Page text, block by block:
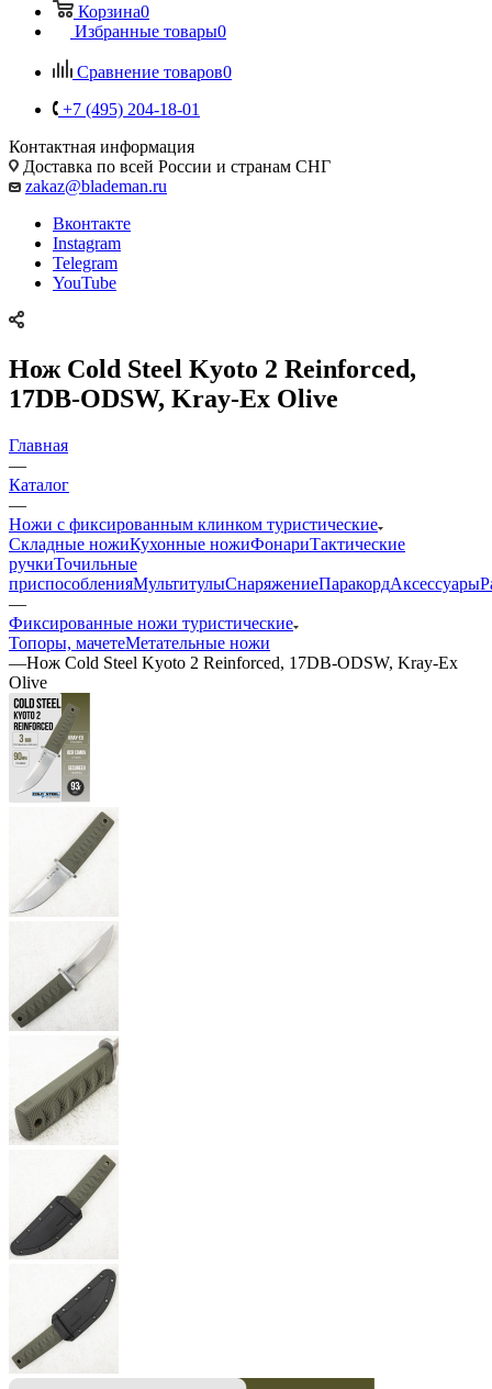
Корзина0
Избранные товары0
Сравнение товаров0
+7 (495) 204-18-01
Контактная информация
Доставка по всей России и странам СНГ
zakaz@blademan.ru
Вконтакте
Instagram
Telegram
YouTube
Нож Cold Steel Kyoto 2 Reinforced,
17DB-ODSW, Kray-Ex Olive
Главная
—
Каталог
—
Ножи с фиксированным клинком туристические
Складные ножиКухонные ножиФонариТактические
ручкиТочильные
приспособленияМультитулыСнаряжениеПаракордАксессуары
—
Фиксированные ножи туристические
Топоры, мачетеМетательные ножи
—Нож Cold Steel Kyoto 2 Reinforced, 17DB-ODSW, Kray-Ex
Olive